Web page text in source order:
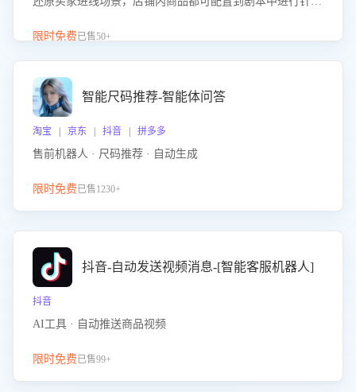
击 “立即开通”，快速获取影音影像类目剧本，一键开启客服
限时免费已售50+
智能尺码推荐-智能体问答
淘宝 | 京东 | 抖音 | 拼多多
售前机器人 · 尺码推荐 · 自动生成
限时免费已售1230+
抖音-自动发送视频消息-[智能客服机器人]
抖音
AI工具 · 自动推送商品视频
限时免费已售99+